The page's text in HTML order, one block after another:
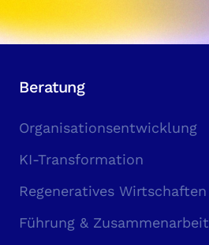
Beratung
Organisationsentwicklung
KI-Transformation
Regeneratives Wirtschaften
Führung & Zusammenarbeit